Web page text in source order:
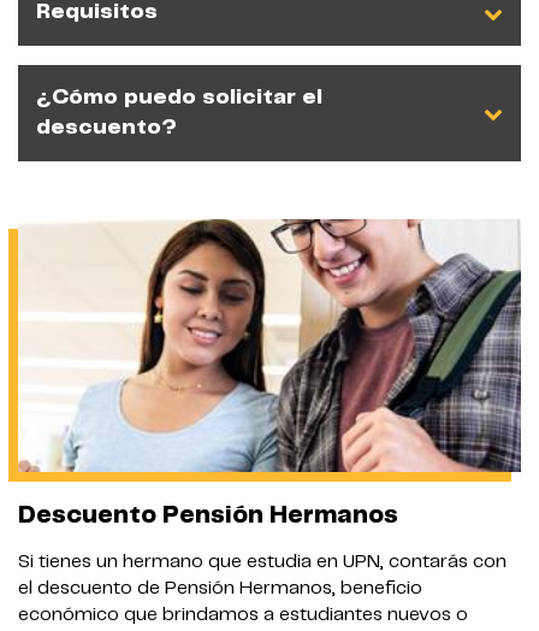
Requisitos
¿Cómo puedo solicitar el
descuento?
Descuento Pensión Hermanos
Si tienes un hermano que estudia en UPN, contarás con
el descuento de Pensión Hermanos, beneficio
económico que brindamos a estudiantes nuevos o